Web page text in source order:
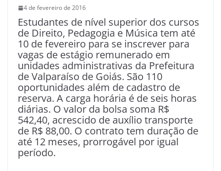
4 de fevereiro de 2016
Estudantes de nível superior dos cursos
de Direito, Pedagogia e Música tem até
10 de fevereiro para se inscrever para
vagas de estágio remunerado em
unidades administrativas da Prefeitura
de Valparaíso de Goiás. São 110
oportunidades além de cadastro de
reserva. A carga horária é de seis horas
diárias. O valor da bolsa soma R$
542,40, acrescido de auxílio transporte
de R$ 88,00. O contrato tem duração de
até 12 meses, prorrogável por igual
período.